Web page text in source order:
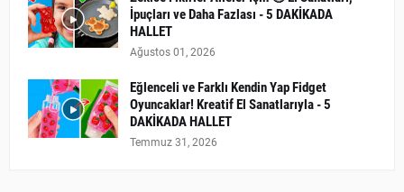
İpuçları ve Daha Fazlası - 5 DAKİKADA
HALLET
Ağustos 01, 2026
Eğlenceli ve Farklı Kendin Yap Fidget
Oyuncaklar! Kreatif El Sanatlarıyla - 5
DAKİKADA HALLET
Temmuz 31, 2026